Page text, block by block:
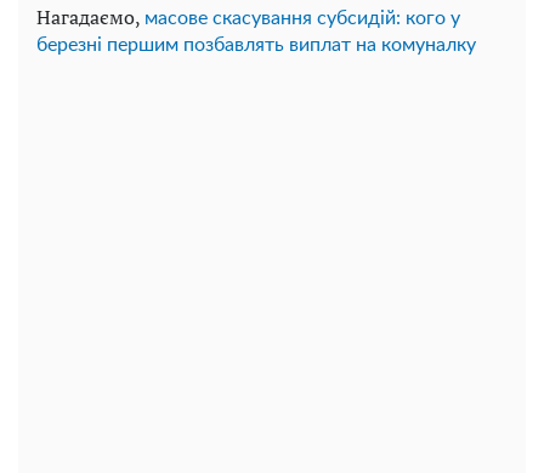
Нагадаємо, масове скасування субсидій: кого у
березні першим позбавлять виплат на комуналку